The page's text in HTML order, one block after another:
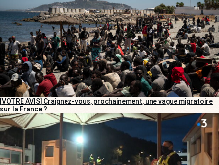
[VOTRE AVIS] Craignez-vous, prochainement, une vague migratoire
sur la France ?